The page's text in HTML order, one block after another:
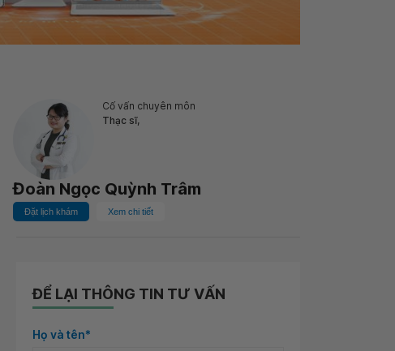
Cố vấn chuyên môn
Thạc sĩ,
Đoàn Ngọc Quỳnh Trâm
Đặt lịch khám Xem chi tiết
ĐỂ LẠI THÔNG TIN TƯ VẤN
Họ và tên*